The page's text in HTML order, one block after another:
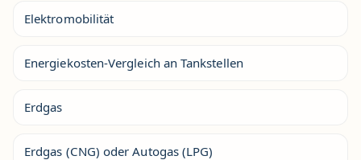
Elektromobilität
Energiekosten-Vergleich an Tankstellen
Erdgas
Erdgas (CNG) oder Autogas (LPG)